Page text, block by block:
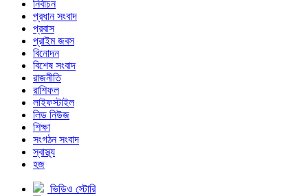
নির্বাচন
প্রধান সংবাদ
প্রবাস
প্রাইম জবস
বিনোদন
বিশেষ সংবাদ
রাজনীতি
রাশিফল
লাইফস্টাইল
লিড নিউজ
শিক্ষা
সংগঠন সংবাদ
স্বাস্থ্য
হজ
ভিডিও স্টোরি